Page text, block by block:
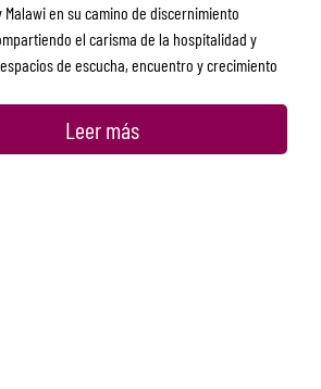
Malawi en su camino de discernimiento
el carisma de la hospitalidad y
de escucha, encuentro y crecimiento
Leer más